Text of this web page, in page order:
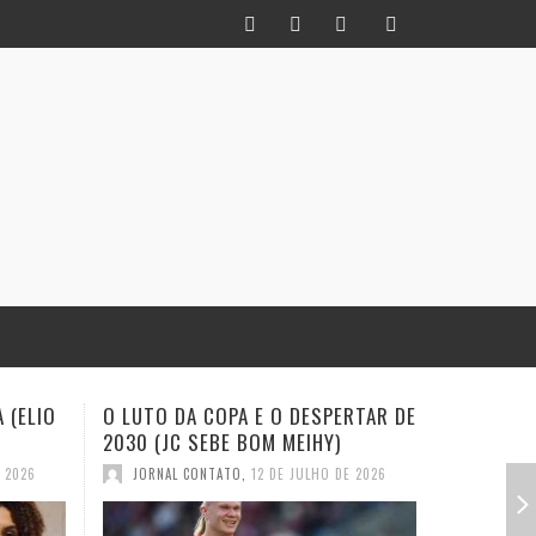
E O DESPERTAR DE
MEIHY)
, 12 DE JULHO DE 2026
INFIDELIDADE COMO MÉTODO: UM
HISTORIADOR NA TORCIDA (JC
SEBE BOM MEIHY
JORNAL CONTATO, 28 DE JUNHO DE 2026